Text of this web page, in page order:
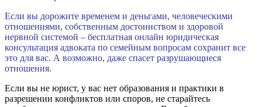
Если вы дорожите временем и деньгами, человеческими
отношениями, собственным достоинством и здоровой
нервной системой – бесплатная онлайн юридическая
консультация адвоката по семейным вопросам сохранит все
это для вас. А возможно, даже спасет разрушающиеся
отношения.
Если вы не юрист, у вас нет образования и практики в
разрешении конфликтов или споров, не старайтесь